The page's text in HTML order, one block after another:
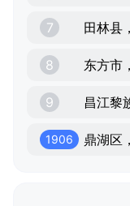
7 田林县
8 东方市
9 昌江黎
1906 鼎湖区